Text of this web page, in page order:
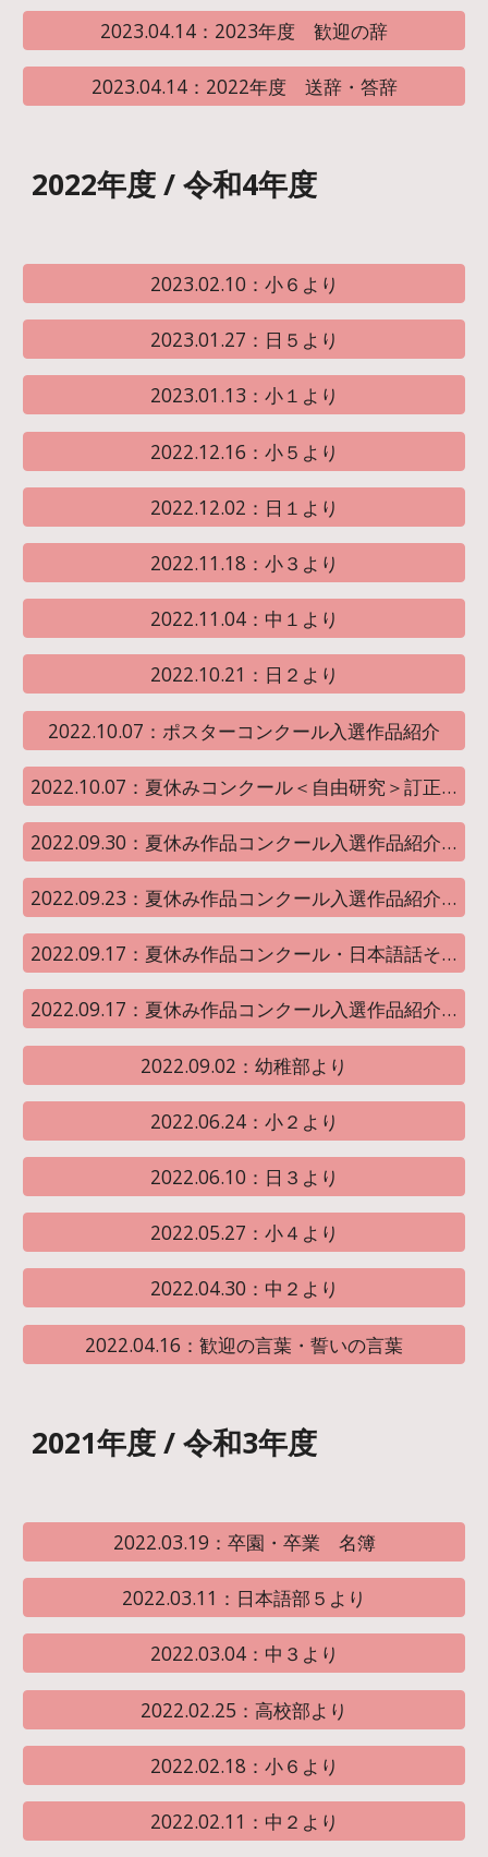
2023.04.14：2023年度 歓迎の辞
2023.04.14：2022年度 送辞・答辞
2022年度 / 令和4年度
2023.02.10：小６より
2023.01.27：日５より
2023.01.13：小１より
2022.12.16：小５より
2022.12.02：日１より
2022.11.18：小３より
2022.11.04：中１より
2022.10.21：日２より
2022.10.07：ポスターコンクール入選作品紹介
2022.10.07：夏休みコンクール＜自由研究＞訂正版
2022.09.30：夏休み作品コンクール入選作品紹介③＜自由研究＞
2022.09.23：夏休み作品コンクール入選作品紹介②＜図画工作＞
2022.09.17：夏休み作品コンクール・日本語話そうポスターコンクール入賞者
2022.09.17：夏休み作品コンクール入選作品紹介①＜文芸部門＞
2022.09.02：幼稚部より
2022.06.24：小２より
2022.06.10：日３より
2022.05.27：小４より
2022.04.30：中２より
2022.04.16：歓迎の言葉・誓いの言葉
2021年度 / 令和3年度
2022.03.19：卒園・卒業 名簿
2022.03.11：日本語部５より
2022.03.04：中３より
2022.02.25：高校部より
2022.02.18：小６より
2022.02.11：中２より